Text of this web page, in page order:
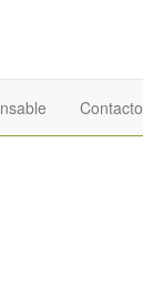
Contacto